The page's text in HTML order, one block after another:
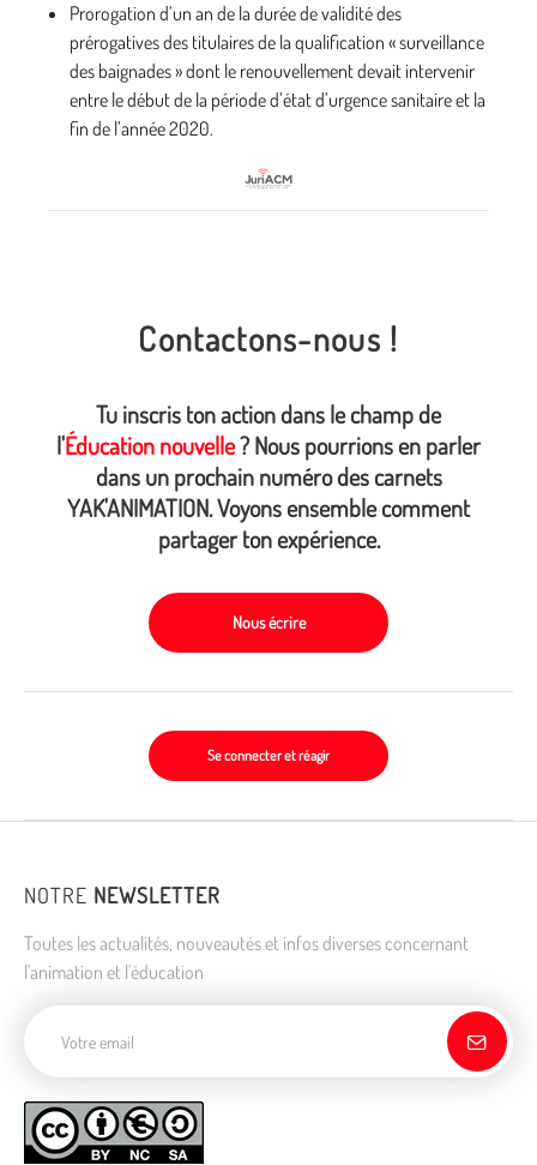
Prorogation d’un an de la durée de validité des
prérogatives des titulaires de la qualification « surveillance
des baignades » dont le renouvellement devait intervenir
entre le début de la période d’état d’urgence sanitaire et la
fin de l’année 2020.
Contactons-nous !
Tu inscris ton action dans le champ de
l'Éducation nouvelle? Nous pourrions en parler
dans un prochain numéro des carnets
YAK'ANIMATION. Voyons ensemble comment
partager ton expérience.
Nous écrire
Se connecter et réagir
NOTRE NEWSLETTER
Toutes les actualités, nouveautés et infos diverses concernant
l'animation et l'éducation